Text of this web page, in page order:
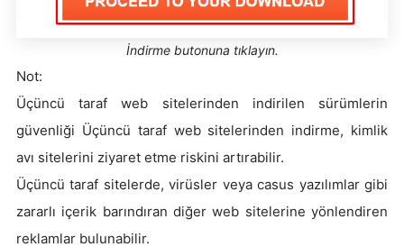
İndirme butonuna tıklayın.
Not:
Üçüncü taraf web sitelerinden indirilen sürümlerin
güvenliği Üçüncü taraf web sitelerinden indirme, kimlik
avı sitelerini ziyaret etme riskini artırabilir.
Üçüncü taraf sitelerde, virüsler veya casus yazılımlar gibi
zararlı içerik barındıran diğer web sitelerine yönlendiren
reklamlar bulunabilir.